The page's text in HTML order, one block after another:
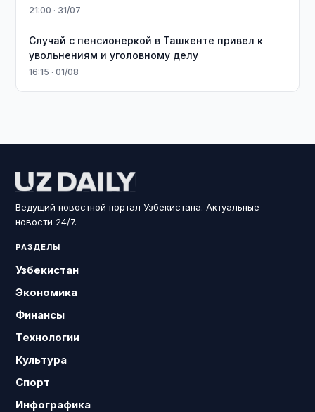
21:00 · 31/07
Случай с пенсионеркой в Ташкенте привел к
увольнениям и уголовному делу
16:15 · 01/08
Ведущий новостной портал Узбекистана. Актуальные
новости 24/7.
РАЗДЕЛЫ
Узбекистан
Экономика
Финансы
Технологии
Культура
Спорт
Инфографика